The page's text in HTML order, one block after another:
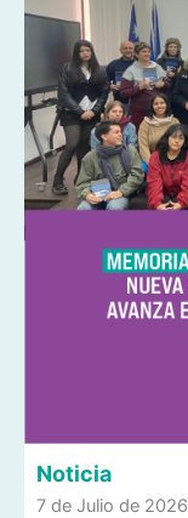
Noticia
7 de Julio de 2026